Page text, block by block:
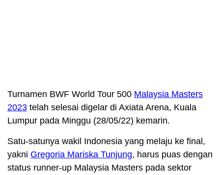
Turnamen BWF World Tour 500 Malaysia Masters
2023 telah selesai digelar di Axiata Arena, Kuala
Lumpur pada Minggu (28/05/22) kemarin.
Satu-satunya wakil Indonesia yang melaju ke final,
yakni Gregoria Mariska Tunjung, harus puas dengan
status runner-up Malaysia Masters pada sektor